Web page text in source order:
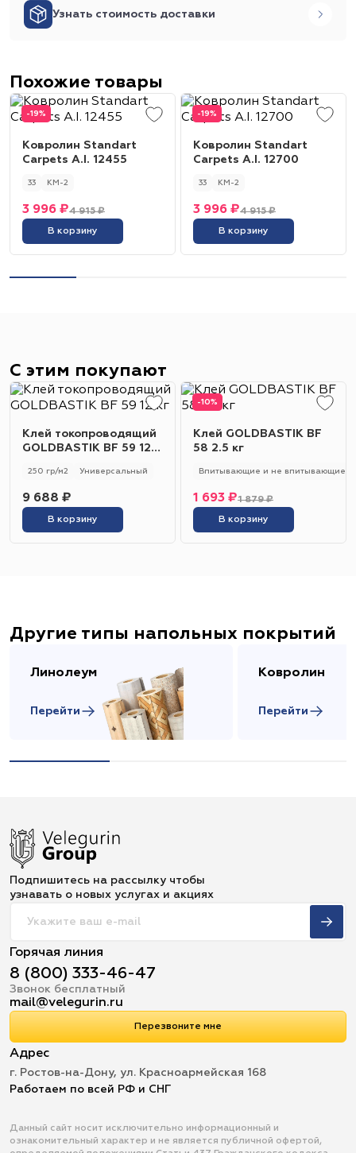
Узнать стоимость доставки
Похожие товары
-19%
Ковролин Standart
Carpets A.I. 12455
33 КМ-2
4 915 ₽
3 996 ₽
В корзину
-19%
Ковролин Standart
Carpets A.I. 12700
33 КМ-2
4 915 ₽
3 996 ₽
В корзину
С этим покупают
Клей токопроводящий
GOLDBASTIK BF 59 12
250 гр/м2 Универсальный
9 688 ₽
В корзину
-10%
Клей GOLDBASTIK BF
58 2.5 кг
Впитывающие и не впитывающие
1 879 ₽
1 693 ₽
В корзину
Другие типы напольных покрытий
Линолеум
Перейти
Ковролин
Перейти
Подпишитесь на рассылку чтобы
узнавать о новых услугах и акциях
Горячая линия
8 (800) 333-46-47
Звонок бесплатный
mail@velegurin.ru
Перезвоните мне
Адрес
г. Ростов-на-Дону, ул. Красноармейская 168
Работаем по всей РФ и СНГ
Данный сайт носит исключительно информационный и
ознакомительный характер и не является публичной офертой,